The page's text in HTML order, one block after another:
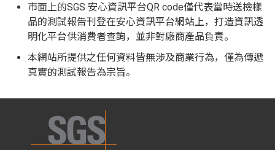
市面上的SGS 安心資訊平台QR code僅代表當時送檢樣
品的測試報告刊登在安心資訊平台網站上，打造資訊透
明化平台供消費者查詢，並非對廠商產品負責。
本網站所提供之任何資料皆無涉及商業行為，僅為傳遞
真實的測試報告為宗旨。